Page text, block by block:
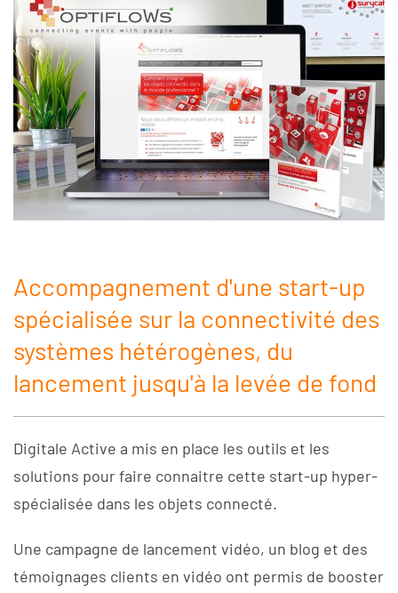
Accompagnement d'une start-up
spécialisée sur la connectivité des
systèmes hétérogènes, du
lancement jusqu'à la levée de fond
Digitale Active a mis en place les outils et les
solutions pour faire connaitre cette start-up hyper-
spécialisée dans les objets connecté.
Une campagne de lancement vidéo, un blog et des
témoignages clients en vidéo ont permis de booster